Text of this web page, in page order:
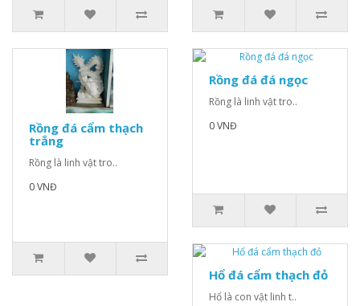
Rồng đá cẩm thạch
trắng
Rồng là linh vật tro..
0 VNĐ
Rồng đá đá ngọc
Rồng là linh vật tro..
0 VNĐ
Hổ đá cẩm thạch đỏ
Hổ là con vật linh t..